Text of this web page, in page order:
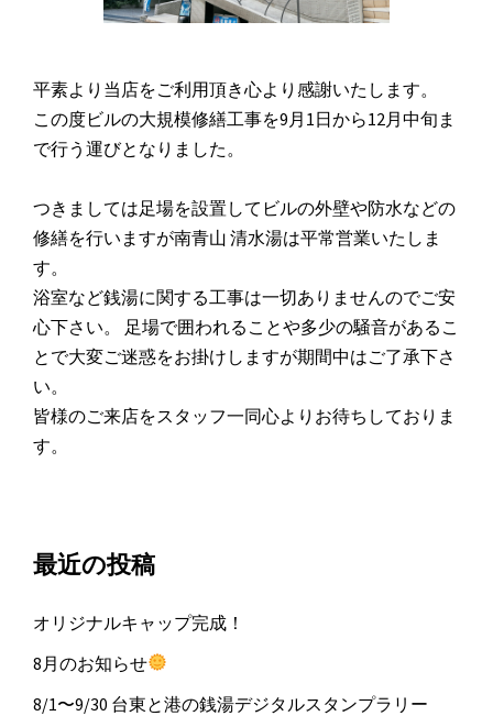
平素より当店をご利用頂き心より感謝いたします。
この度ビルの大規模修繕工事を9月1日から12月中旬ま
で行う運びとなりました。
つきましては足場を設置してビルの外壁や防水などの
修繕を行いますが南青山 清水湯は平常営業いたしま
す。
浴室など銭湯に関する工事は一切ありませんのでご安
心下さい。 足場で囲われることや多少の騒音があるこ
とで大変ご迷惑をお掛けしますが期間中はご了承下さ
い。
皆様のご来店をスタッフ一同心よりお待ちしておりま
す。
最近の投稿
オリジナルキャップ完成！
8月のお知らせ
8/1〜9/30 台東と港の銭湯デジタルスタンプラリー